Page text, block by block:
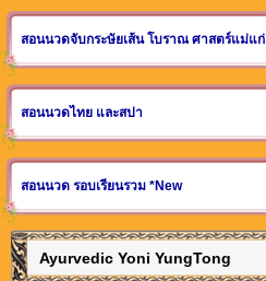
สอนนวดจับกระษัยเส้น โบราณ ศาสตร์แม่แก่
สอนนวดไทย และสปา
สอนนวด รอบเรียนรวม *New
Ayurvedic Yoni YungTong